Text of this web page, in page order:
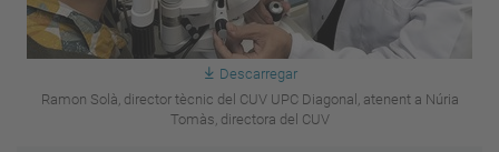
Descarregar
Ramon Solà, director tècnic del CUV UPC Diagonal, atenent a Núria
Tomàs, directora del CUV